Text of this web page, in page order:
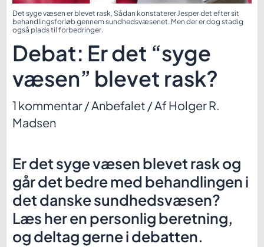
Det syge væsen er blevet rask, Sådan konstaterer Jesper det efter sit
behandlingsforløb gennem sundhedsvæsenet. Men der er dog stadig
også plads til forbedringer.
Debat: Er det “syge
væsen” blevet rask?
1 kommentar/Anbefalet / AfHolger R.
Madsen
Er det syge væsen blevet rask og
går det bedre med behandlingen i
det danske sundhedsvæsen?
Læs her en personlig beretning,
og deltag gerne i debatten.